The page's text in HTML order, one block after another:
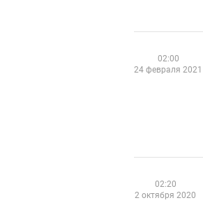
02:00
24 февраля 2021
02:20
2 октября 2020